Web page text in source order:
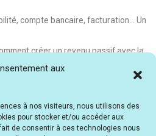
aux
à nos visiteurs, nous utilisons des
pour stocker et/ou accéder aux
de consentir à ces technologies nous
compte bancaire, facturation… Un
créer un revenu passif avec la
gratuits et payants pour créer et
: vendre des formations en e-